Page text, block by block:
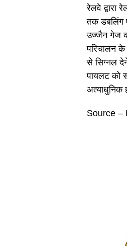
रेलवे द्वारा
तक डबलिंग
उज्जैन गेज
परिचालन
से सिग्नल
पायलट को
अत्याधुनिक
Source –